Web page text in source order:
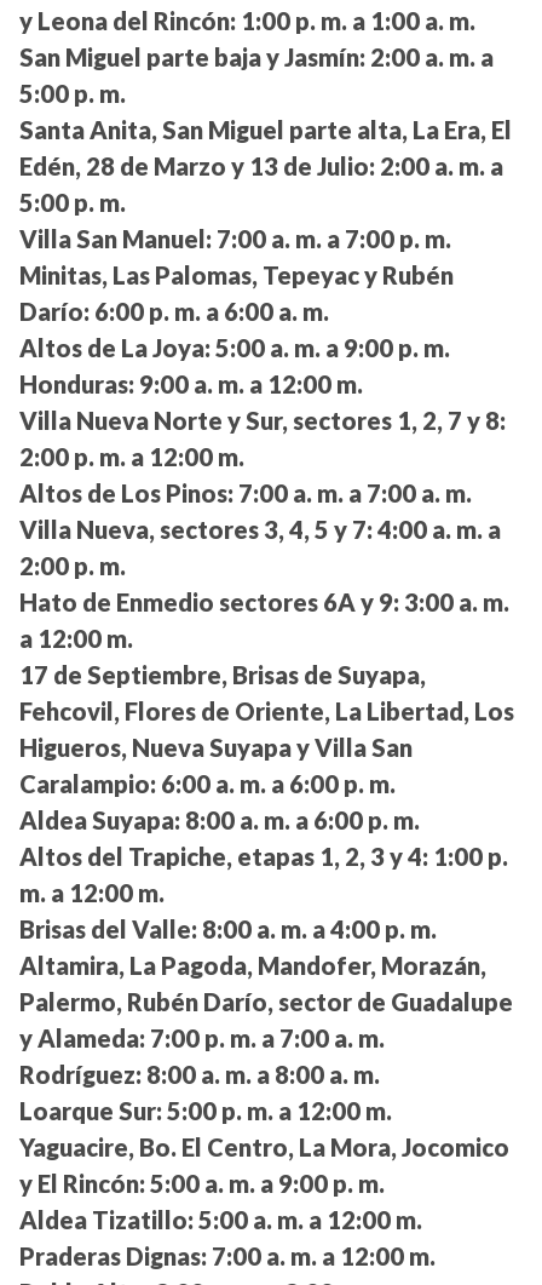
y Leona del Rincón: 1:00 p. m. a 1:00 a. m.
San Miguel parte baja y Jasmín: 2:00 a. m. a
5:00 p. m.
Santa Anita, San Miguel parte alta, La Era, El
Edén, 28 de Marzo y 13 de Julio: 2:00 a. m. a
5:00 p. m.
Villa San Manuel: 7:00 a. m. a 7:00 p. m.
Minitas, Las Palomas, Tepeyac y Rubén
Darío: 6:00 p. m. a 6:00 a. m.
Altos de La Joya: 5:00 a. m. a 9:00 p. m.
Honduras: 9:00 a. m. a 12:00 m.
Villa Nueva Norte y Sur, sectores 1, 2, 7 y 8:
2:00 p. m. a 12:00 m.
Altos de Los Pinos: 7:00 a. m. a 7:00 a. m.
Villa Nueva, sectores 3, 4, 5 y 7: 4:00 a. m. a
2:00 p. m.
Hato de Enmedio sectores 6A y 9: 3:00 a. m.
a 12:00 m.
17 de Septiembre, Brisas de Suyapa,
Fehcovil, Flores de Oriente, La Libertad, Los
Higueros, Nueva Suyapa y Villa San
Caralampio: 6:00 a. m. a 6:00 p. m.
Aldea Suyapa: 8:00 a. m. a 6:00 p. m.
Altos del Trapiche, etapas 1, 2, 3 y 4: 1:00 p.
m. a 12:00 m.
Brisas del Valle: 8:00 a. m. a 4:00 p. m.
Altamira, La Pagoda, Mandofer, Morazán,
Palermo, Rubén Darío, sector de Guadalupe
y Alameda: 7:00 p. m. a 7:00 a. m.
Rodríguez: 8:00 a. m. a 8:00 a. m.
Loarque Sur: 5:00 p. m. a 12:00 m.
Yaguacire, Bo. El Centro, La Mora, Jocomico
y El Rincón: 5:00 a. m. a 9:00 p. m.
Aldea Tizatillo: 5:00 a. m. a 12:00 m.
Praderas Dignas: 7:00 a. m. a 12:00 m.